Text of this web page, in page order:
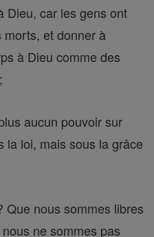
Dieu, car les gens ont
et donner à
à Dieu comme des
aucun pouvoir sur
la loi, mais sous la grâce
Que nous sommes libres
ne sommes pas